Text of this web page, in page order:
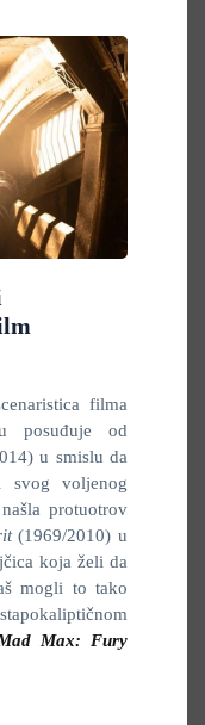
filma
posuđuje od
u smislu da
svog voljenog
protuotrov
(1969/2010) u
koja želi da
mogli to tako
Max: Fury